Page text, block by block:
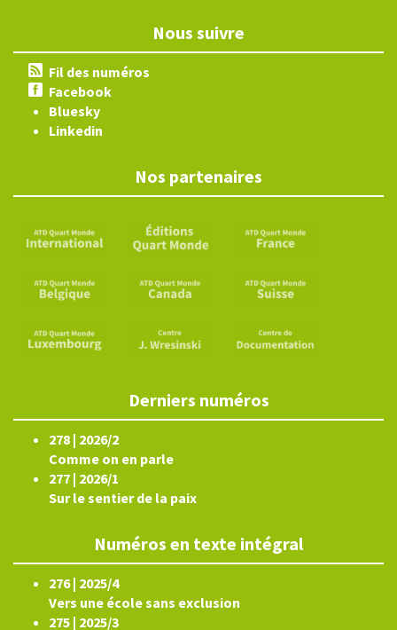
Nous suivre
Fil des numéros
Facebook
Bluesky
Linkedin
Nos partenaires
Derniers numéros
278 | 2026/2
Comme on en parle
277 | 2026/1
Sur le sentier de la paix
Numéros en texte intégral
276 | 2025/4
Vers une école sans exclusion
275 | 2025/3